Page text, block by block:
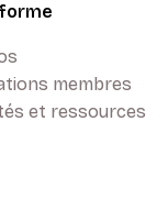
membres
et ressources